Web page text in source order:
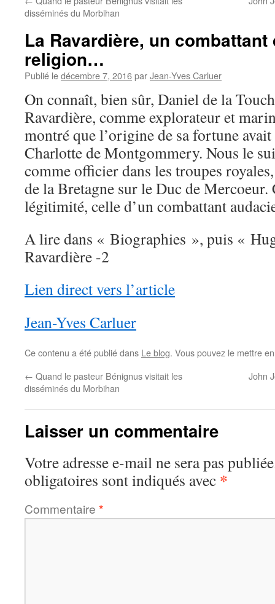
disséminés du Morbihan
La Ravardière, un
religion…
Publié ledécembre 7, 2016parJean-Yves Carluer
On connaît, bien sûr, Daniel de la
Ravardière, comme explorateur et
montré que l’origine de sa fortune avait
Charlotte de Montgommery. Nous le
comme officier dans les troupes
de la Bretagne sur le Duc de Mercoeur.
légitimité, celle d’un combattant
A lire dans « Biographies », puis «
Ravardière -2
Lien direct vers l’article
Jean-Yves Carluer
Ce contenu a été publié dans Le blog. Vous pouvez le mettre
← Quand le pasteur Bénignus visitait les
disséminés du Morbihan
John
Laisser un commentaire
Votre adresse e-mail ne sera pas
obligatoires sont indiqués avec *
Commentaire *